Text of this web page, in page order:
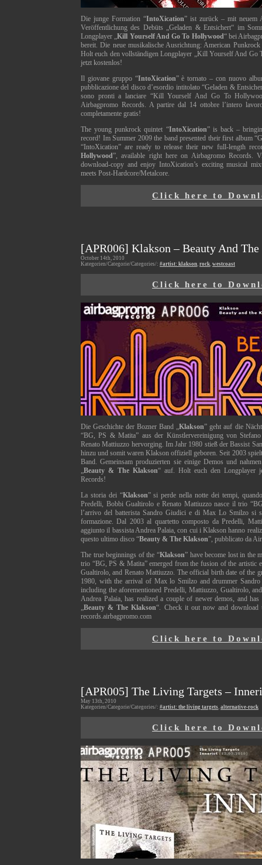
Die junge Formation “IntoXication” ist zurück – mit neuem
Veröffentlichung des Debüts „Geladen & Entsichert“ im
Longplayer „Kill Yourself And Go To Hollywood“ bei
bereit. Die neue musikalische Ausrichtung: American Punkrock
Holt euch den vollständigen Longplayer „Kill Yourself And
jetzt kostenlos!
Il giovane gruppo “IntoXication” è tornato – con nuovo
pubblicazione del disco d’esordio intitolato “Geladen &
sono pronti a lanciare “Kill Yourself And Go To
Airbagpromo Records. A partire dal 14 ottobre l’intero
completamente gratis!
The young punkrock quintet “IntoXication” is back –
record! Im Summer 2009 the band presented their first album
“IntoXication” are ready to release their new full-length
Hollywood”, available right here on Airbagromo Records.
download-copy and enjoy IntoXication’s exciting musical
meets Post-Hardcore/Metalcore.
Click here to
[APR006] Klakson – Beauty And
October 14th, 2010
Kategorien/Categorie/Categories/: #artist: klakson, rock, westcoast
Click here to
Die Geschichte der Bozner Band „Klakson” geht auf die
“BG, PS & Matita” aus der Künstlervereinigung von
Renato Mattiuzzo hervorging. Im Jahr 1980 stieß der Bassist
hinzu und somit waren Klakson offiziell geboren. Seit 2003
Band. Gemeinsam produzierten sie einige Demos und
„Beauty & The Klakson“ auf. Holt euch den Longplayer
Records!
La storia dei “Klakson” si perde nella notte dei tempi,
Predelli, Bobbi Gualtirolo e Renato Mattiuzzo nasce il trio
l’arrivo del batterista Sandro Giudici e di Max Lo Smilzo si
formazione. Dal 2003 al quartetto composto da Predelli,
aggiunto il bassista Andrea Palaia, con cui i Klakson hanno
questo ultimo disco “Beauty & The Klakson”, pubblicato da
The true beginnings of the “Klakson” have become lost in the
trio “BG, PS & Matita” emerged from the fusion of the artistic
Gualtirolo, and Renato Mattiuzzo. The official birth date of the
1980, with the arrival of Max lo Smilzo and drummer
including the aforementioned Predelli, Mattiuzzo, Gualtirolo,
Andrea Palaia, has realized a couple of newer demos, and
„Beauty & The Klakson“. Check it out now and download
records.airbagpromo.com
Click here to
[APR005] The Living Targets –
May 13th, 2010
Kategorien/Categorie/Categories/: #artist: the living targets, alternative-rock
Click here to